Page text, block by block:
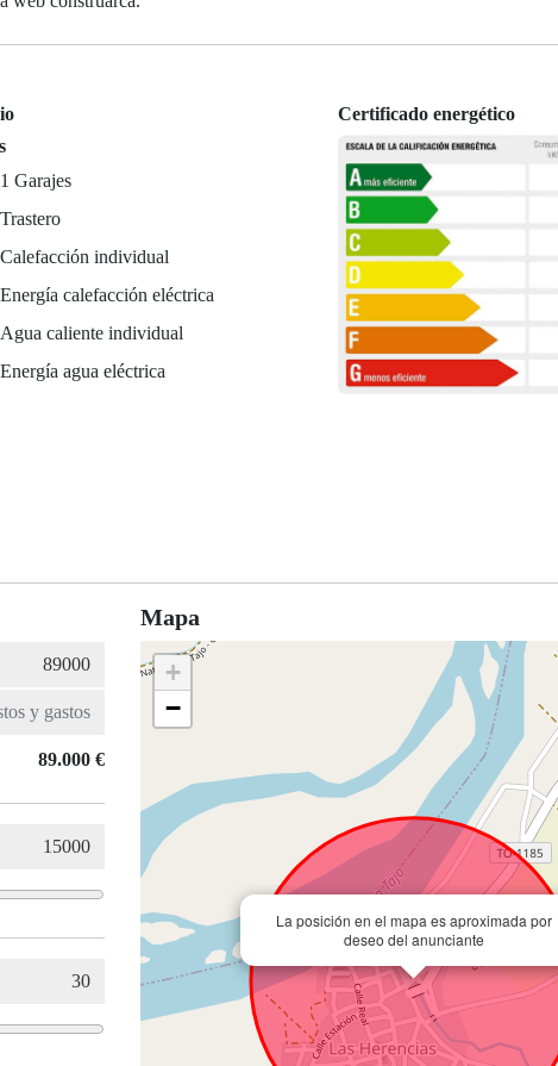
1 Garajes
Trastero
Calefacción individual
Energía calefacción eléctrica
Agua caliente individual
Energía agua eléctrica
Certificado energético
89.000 €
Mapa
La posición en el mapa es aproximada por
deseo del anunciante
+
−